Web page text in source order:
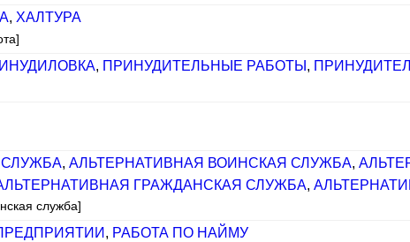
, ХАЛТУРА
, ПРИНУДИТЕЛЬНЫЕ РАБОТЫ ,
, АЛЬТЕРНАТИВНАЯ ВОИНСКАЯ СЛУЖБА,
ГРАЖДАНСКАЯ СЛУЖБА,
служба]
, РАБОТА ПО НАЙМУ